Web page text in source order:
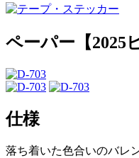
ペーパー【2025
仕様
落ち着いた色合いのバレ